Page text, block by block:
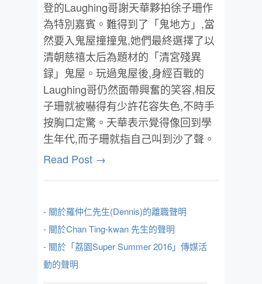
登的Laughing哥謝天華夥拍徐子珊作
為特別嘉賓。難得到了「鬼地方」,當
然要入鬼屋撞撞鬼,她們最終選擇了以
清朝慈禧太后為題材的「清宮殘異
録」鬼屋。玩過鬼屋後,身經百戰的
Laughing哥仍然面帶興奮的笑容,相反
子珊就被嚇得有少許花容失色,不時手
按胸口定驚。天華表示覺得像回到學
生年代,而子珊就指自己叫到沙了聲。
Read Post →
- 關於羅仲仁先生(Dennis)的離職聲明
- 關於Chan Ting-kwan 先生的聲明
- 關於「荔園Super Summer 2016」傳媒活
動的聲明